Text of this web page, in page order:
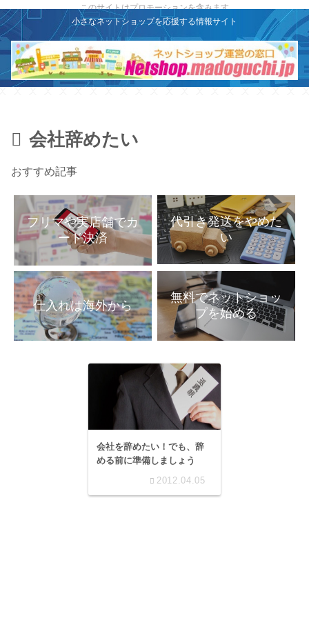
このサイトはプロモーションを含みます
小さなネットショップを応援する情報サイト
会社辞めたい
おすすめ記事
フリマや実店舗でカ
ード決済
代引き発送をやめた
い
仕入れは海外から
無料でネットショッ
プを始める
める前に準備しましょう